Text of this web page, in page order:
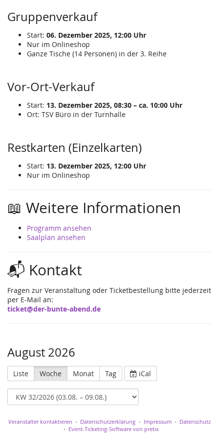
Gruppenverkauf
Start: 06. Dezember 2025, 12:00 Uhr
Nur im Onlineshop
Ganze Tische (14 Personen) in der 3. Reihe
Vor-Ort-Verkauf
Start: 13. Dezember 2025, 08:30 – ca. 10:00 Uhr
Ort: TSV Büro in der Turnhalle
Restkarten (Einzelkarten)
Start: 13. Dezember 2025, 12:00 Uhr
Nur im Onlineshop
📖 Weitere Informationen
Programm ansehen
Saalplan ansehen
📬 Kontakt
Fragen zur Veranstaltung oder Ticketbestellung bitte jederzeit
per E-Mail an:
ticket@der-bunte-abend.de
August 2026
Liste Woche Monat Tag iCal
Veranstalter kontaktieren Datenschutzerklärung Impressum
Datenschutz
Event-Ticketing-Software von pretix